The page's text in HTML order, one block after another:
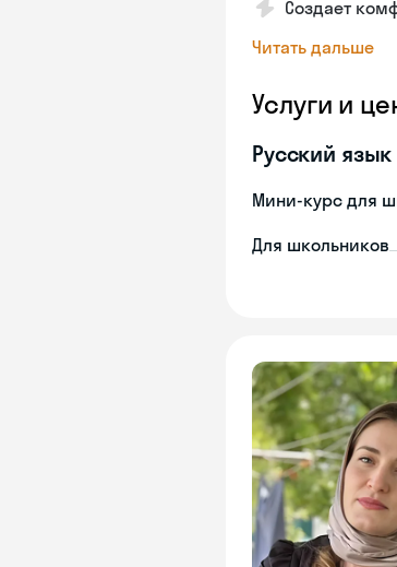
Создает
Читать дальше
Услуги и
Русский язык
Мини-курс для
Для школьников